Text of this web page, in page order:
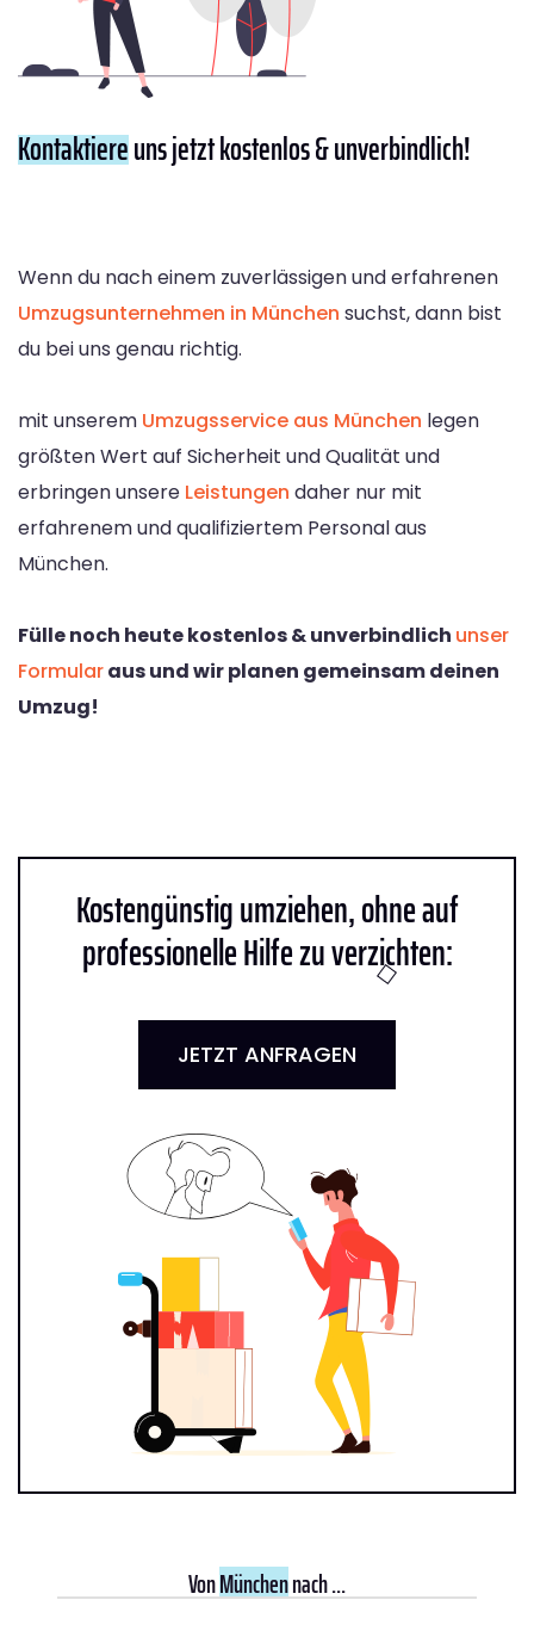
Kontaktiereuns jetzt kostenlos & unverbindlich!
Wenn du nach einem zuverlässigen und erfahrenen
Umzugsunternehmen in München suchst, dann bist
du bei uns genau richtig.
mit unserem Umzugsservice aus München legen
größten Wert auf Sicherheit und Qualität und
erbringen unsere Leistungen daher nur mit
erfahrenem und qualifiziertem Personal aus
München.
Fülle noch heute kostenlos & unverbindlich unser
Formularaus und wir planen gemeinsam deinen
Umzug!
Kostengünstig umziehen, ohne auf
professionelle Hilfe zu verzichten:
JETZT ANFRAGEN
VonMünchennach ...